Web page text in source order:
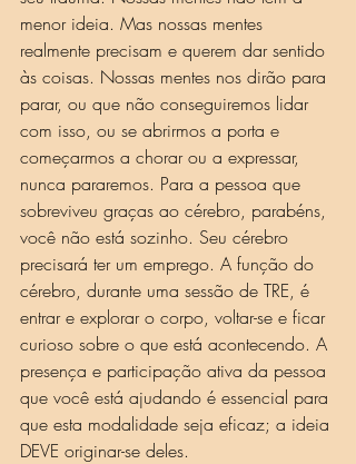
menor ideia. Mas nossas mentes
realmente precisam e querem dar sentido
às coisas. Nossas mentes nos dirão para
parar, ou que não conseguiremos lidar
com isso, ou se abrirmos a porta e
começarmos a chorar ou a expressar,
nunca pararemos. Para a pessoa que
sobreviveu graças ao cérebro, parabéns,
você não está sozinho. Seu cérebro
precisará ter um emprego. A função do
cérebro, durante uma sessão de TRE, é
entrar e explorar o corpo, voltar-se e ficar
curioso sobre o que está acontecendo. A
presença e participação ativa da pessoa
que você está ajudando é essencial para
que esta modalidade seja eficaz; a ideia
DEVE originar-se deles.